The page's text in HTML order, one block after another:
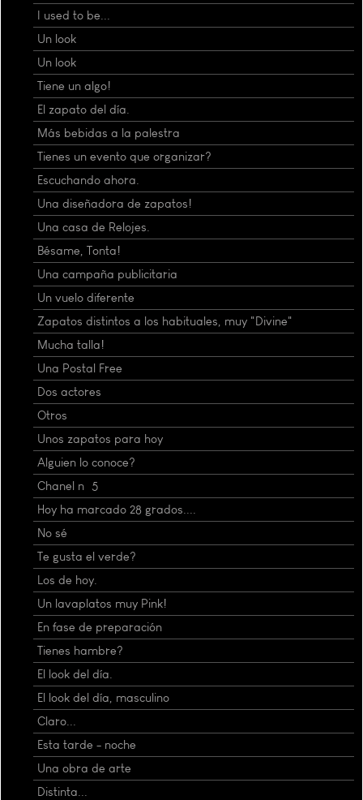
I used to be...
Un look
Un look
Tiene un algo!
El zapato del día.
Más bebidas a la palestra
Tienes un evento que organizar?
Escuchando ahora.
Una diseñadora de zapatos!
Una casa de Relojes.
Bésame, Tonta!
Una campaña publicitaria
Un vuelo diferente
Zapatos distintos a los habituales, muy "Divine"
Mucha talla!
Una Postal Free
Dos actores
Otros
Unos zapatos para hoy
Alguien lo conoce?
Chanel nº 5
Hoy ha marcado 28 grados....
No sé
Te gusta el verde?
Los de hoy.
Un lavaplatos muy Pink!
En fase de preparación
Tienes hambre?
El look del día.
El look del día, masculino
Claro...
Esta tarde - noche
Una obra de arte
Distinta...